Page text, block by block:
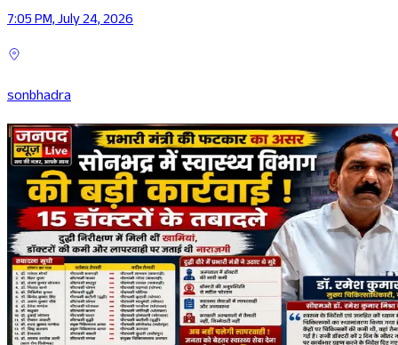
7:05 PM, July 24, 2026
sonbhadra